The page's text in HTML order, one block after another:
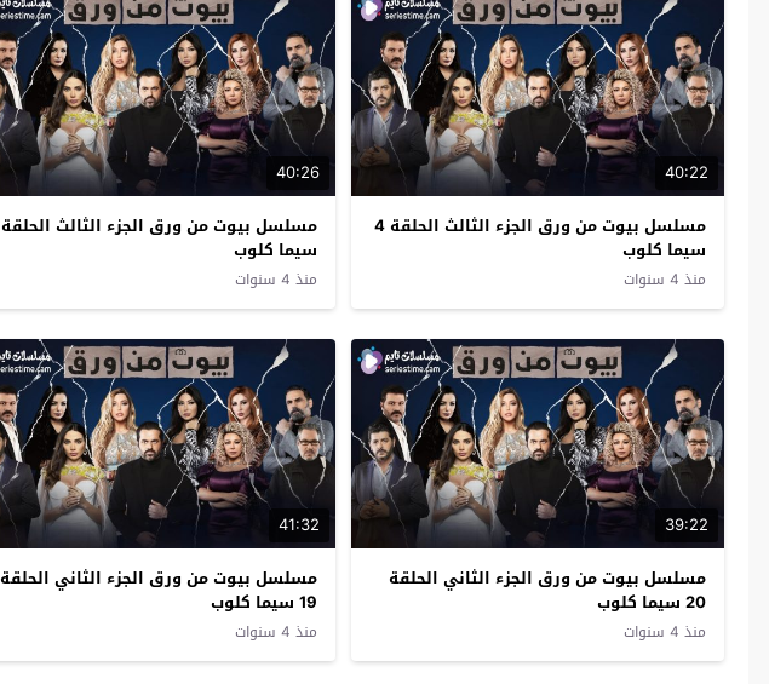
40:22
مسلسل بيوت من ورق الجزء الثالث الحلقة 4
سيما كلوب
منذ 4 سنوات
40:26
سيما كلوب
منذ 4 سنوات
39:22
مسلسل بيوت من ورق الجزء الثاني الحلقة
20 سيما كلوب
منذ 4 سنوات
41:32
مسلسل بيوت من ورق الجزء الثاني الحلقة
19 سيما كلوب
منذ 4 سنوات